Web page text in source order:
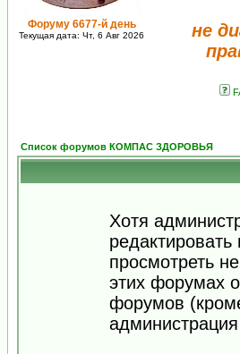
Форуму 6677-й день
Текущая дата: Чт, 6 Авг 2026
не
Список форумов КОМПАС ЗДОРОВЬЯ
Хотя
просмотреть
этих форумах
форумов